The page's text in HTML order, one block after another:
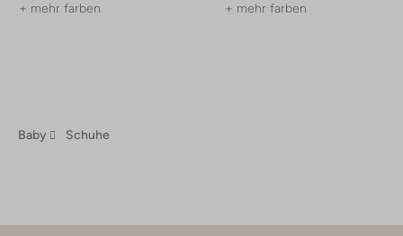
+ mehr farben + mehr farben
Baby Schuhe